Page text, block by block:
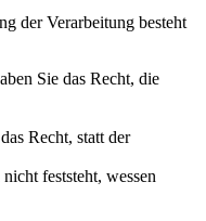
der Verarbeitung besteht
Sie das Recht, die
Recht, statt der
feststeht, wessen